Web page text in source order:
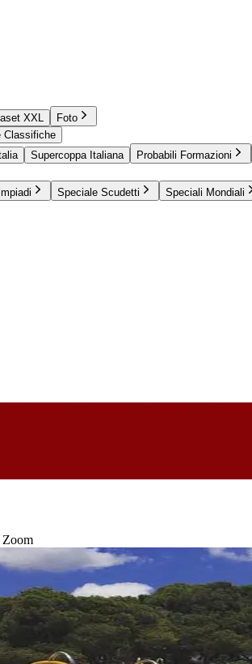
XXL
Foto
Classifiche
Supercoppa Italiana Probabili Formazioni
Speciale Scudetti Speciali Mondiali
Zoom